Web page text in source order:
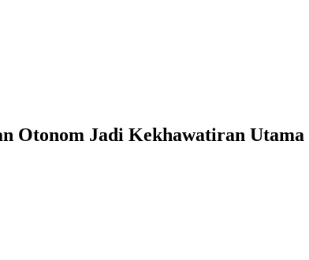
Otonom Jadi Kekhawatiran